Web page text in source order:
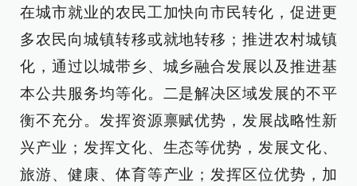
在城市就业的农民工加快向市民转化，促进更
多农民向城镇转移或就地转移；推进农村城镇
化，通过以城带乡、城乡融合发展以及推进基
本公共服务均等化。二是解决区域发展的不平
衡不充分。发挥资源禀赋优势，发展战略性新
兴产业；发挥文化、生态等优势，发展文化、
旅游、健康、体育等产业；发挥区位优势，加